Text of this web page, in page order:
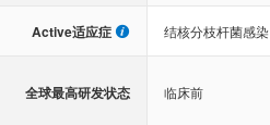
Active适应症 结核分枝杆菌感染
全球最高研发状态 临床前